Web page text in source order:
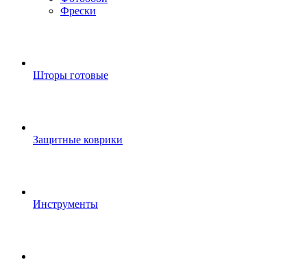
Фрески
Шторы готовые
Защитные коврики
Инструменты